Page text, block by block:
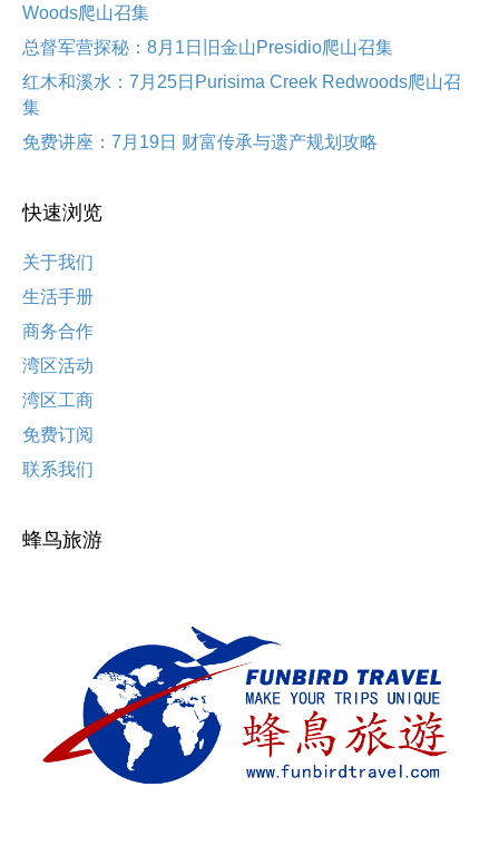
Woods爬山召集
总督军营探秘：8月1日旧金山Presidio爬山召集
红木和溪水：7月25日Purisima Creek Redwoods爬山召
集
免费讲座：7月19日 财富传承与遗产规划攻略
快速浏览
关于我们
生活手册
商务合作
湾区活动
湾区工商
免费订阅
联系我们
蜂鸟旅游